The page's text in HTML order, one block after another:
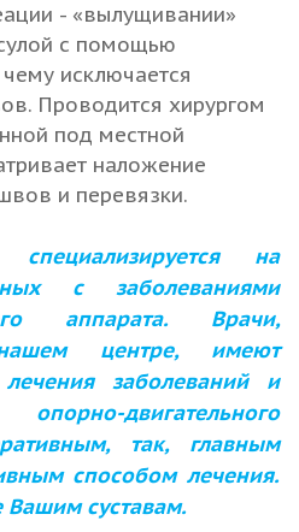
- «вылущивании»
с помощью
исключается
Проводится хирургом
под местной
наложение
и перевязки.
на
с заболеваниями
аппарата. Врачи,
центре, имеют
заболеваний и
двигательного
так, главным
способом лечения.
суставам.